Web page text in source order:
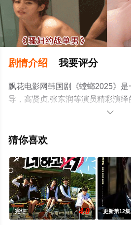
剧情介绍 我要评分
飘花电影网韩国剧《螳螂2025》是
导，高贤贞,张东润等演员精彩演
剧情已揭晓（1-8全集），手机免
视剧、电视猫或剧情网等平台了解。

猜你喜欢
完结 4.0 更新第12集